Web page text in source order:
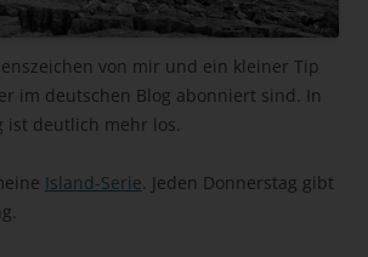
von mir und ein kleiner Tip
im deutschen Blog abonniert sind. In
ist deutlich mehr los.
Island-Serie. Jeden Donnerstag gibt